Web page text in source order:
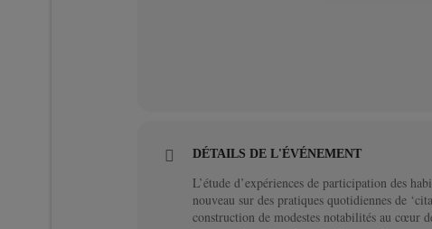
DÉTAILS DE L'ÉVÉNEMENT
L’étude d’expériences de participation des
nouveau sur des pratiques quotidiennes de
construction de modestes notabilités au cœur